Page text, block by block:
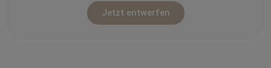
Jetzt entwerfen